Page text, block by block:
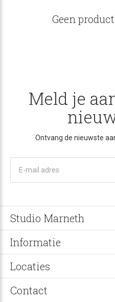
Geen
Meld je
Ontvang de nieuwste
Studio Marneth
Informatie
Locaties
Contact